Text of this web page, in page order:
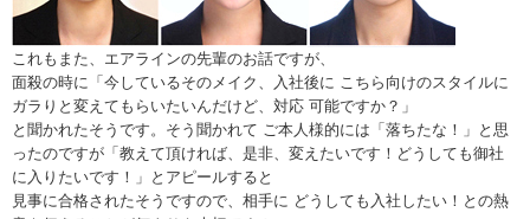
これもまた、エアラインの先輩のお話ですが、
面殺の時に「今しているそのメイク、入社後に こちら向けのスタイルに
ガラりと変えてもらいたいんだけど、対応 可能ですか？」
と聞かれたそうです。そう聞かれて ご本人様的には「落ちたな！」と思
ったのですが「教えて頂ければ、是非、変えたいです！どうしても御社
に入りたいです！」とアピールすると
見事に合格されたそうですので、相手に どうしても入社したい！との熱